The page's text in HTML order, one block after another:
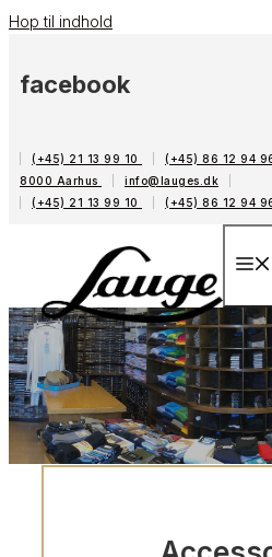
Hop til indhold
facebook
(+45) 21 13 99 10 (+45) 86 12 94
8000 Aarhus
info@lauges.dk
(+45) 21 13 99 10
(+45) 86 12 94